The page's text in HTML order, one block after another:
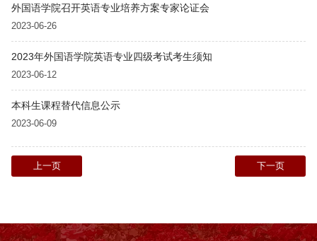
外国语学院召开英语专业培养方案专家论证会
2023-06-26
2023年外国语学院英语专业四级考试考生须知
2023-06-12
本科生课程替代信息公示
2023-06-09
上一页 下一页